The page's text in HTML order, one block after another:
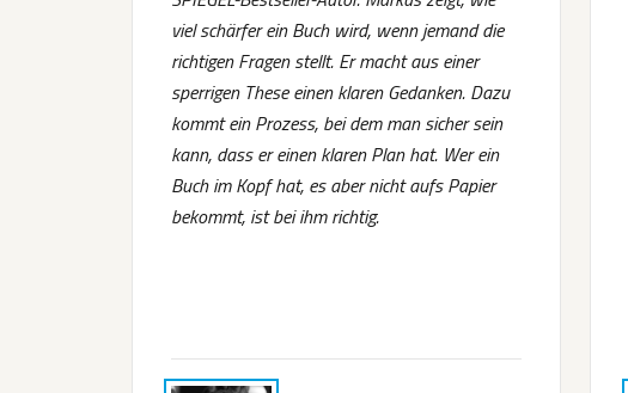
viel schärfer ein Buch wird, wenn jemand die
richtigen Fragen stellt. Er macht aus einer
sperrigen These einen klaren Gedanken. Dazu
kommt ein Prozess, bei dem man sicher sein
kann, dass er einen klaren Plan hat. Wer ein
Buch im Kopf hat, es aber nicht aufs Papier
bekommt, ist bei ihm richtig.